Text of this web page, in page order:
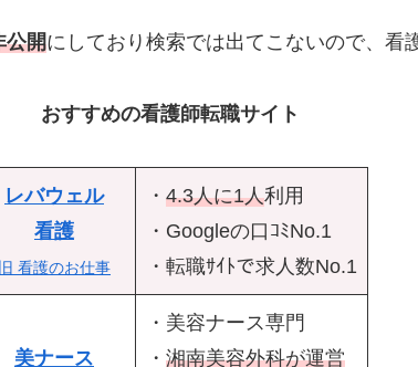
公開にしており検索では出てこないので、看
おすすめの看護師転職サイト
レバウェル
看護
旧 看護のお仕事
・ 4.3人に1人利用
・Googleの口ｺﾐNo.1
・転職ｻｲﾄで求人数No.1
美ナース
・美容ナース専門
・ 湘南美容外科が運営